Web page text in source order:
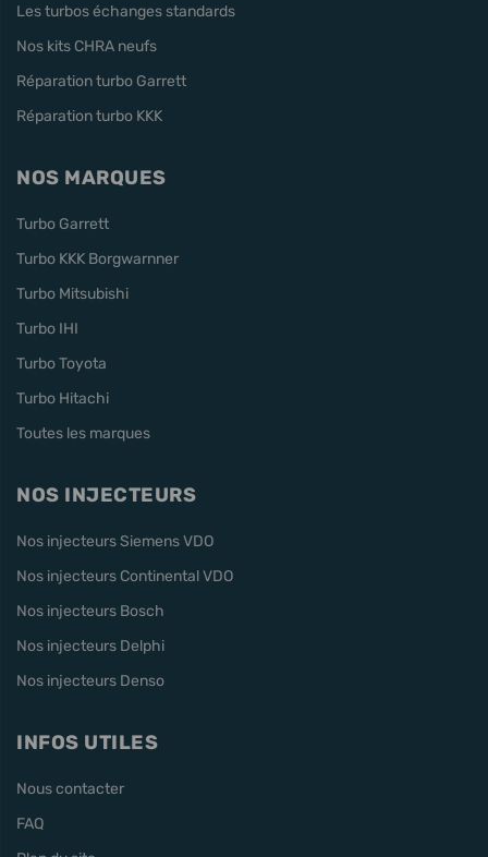
Les turbos échanges standards
Nos kits CHRA neufs
Réparation turbo Garrett
Réparation turbo KKK
NOS MARQUES
Turbo Garrett
Turbo KKK Borgwarnner
Turbo Mitsubishi
Turbo IHI
Turbo Toyota
Turbo Hitachi
Toutes les marques
NOS INJECTEURS
Nos injecteurs Siemens VDO
Nos injecteurs Continental VDO
Nos injecteurs Bosch
Nos injecteurs Delphi
Nos injecteurs Denso
INFOS UTILES
Nous contacter
FAQ